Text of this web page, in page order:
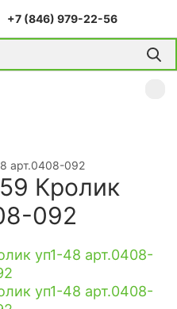
+7 (846) 979-22-56
арт.0408-092
Кролик
092